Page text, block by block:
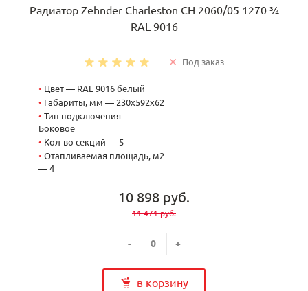
Радиатор Zehnder Charleston CH 2060/05 1270 ¾
RAL 9016
Под заказ
• Цвет — RAL 9016 белый
• Габариты, мм — 230x592x62
• Тип подключения —
Боковое
• Кол-во секций — 5
• Отапливаемая площадь, м2
— 4
10 898 руб.
11 471 руб.
- +
в корзину